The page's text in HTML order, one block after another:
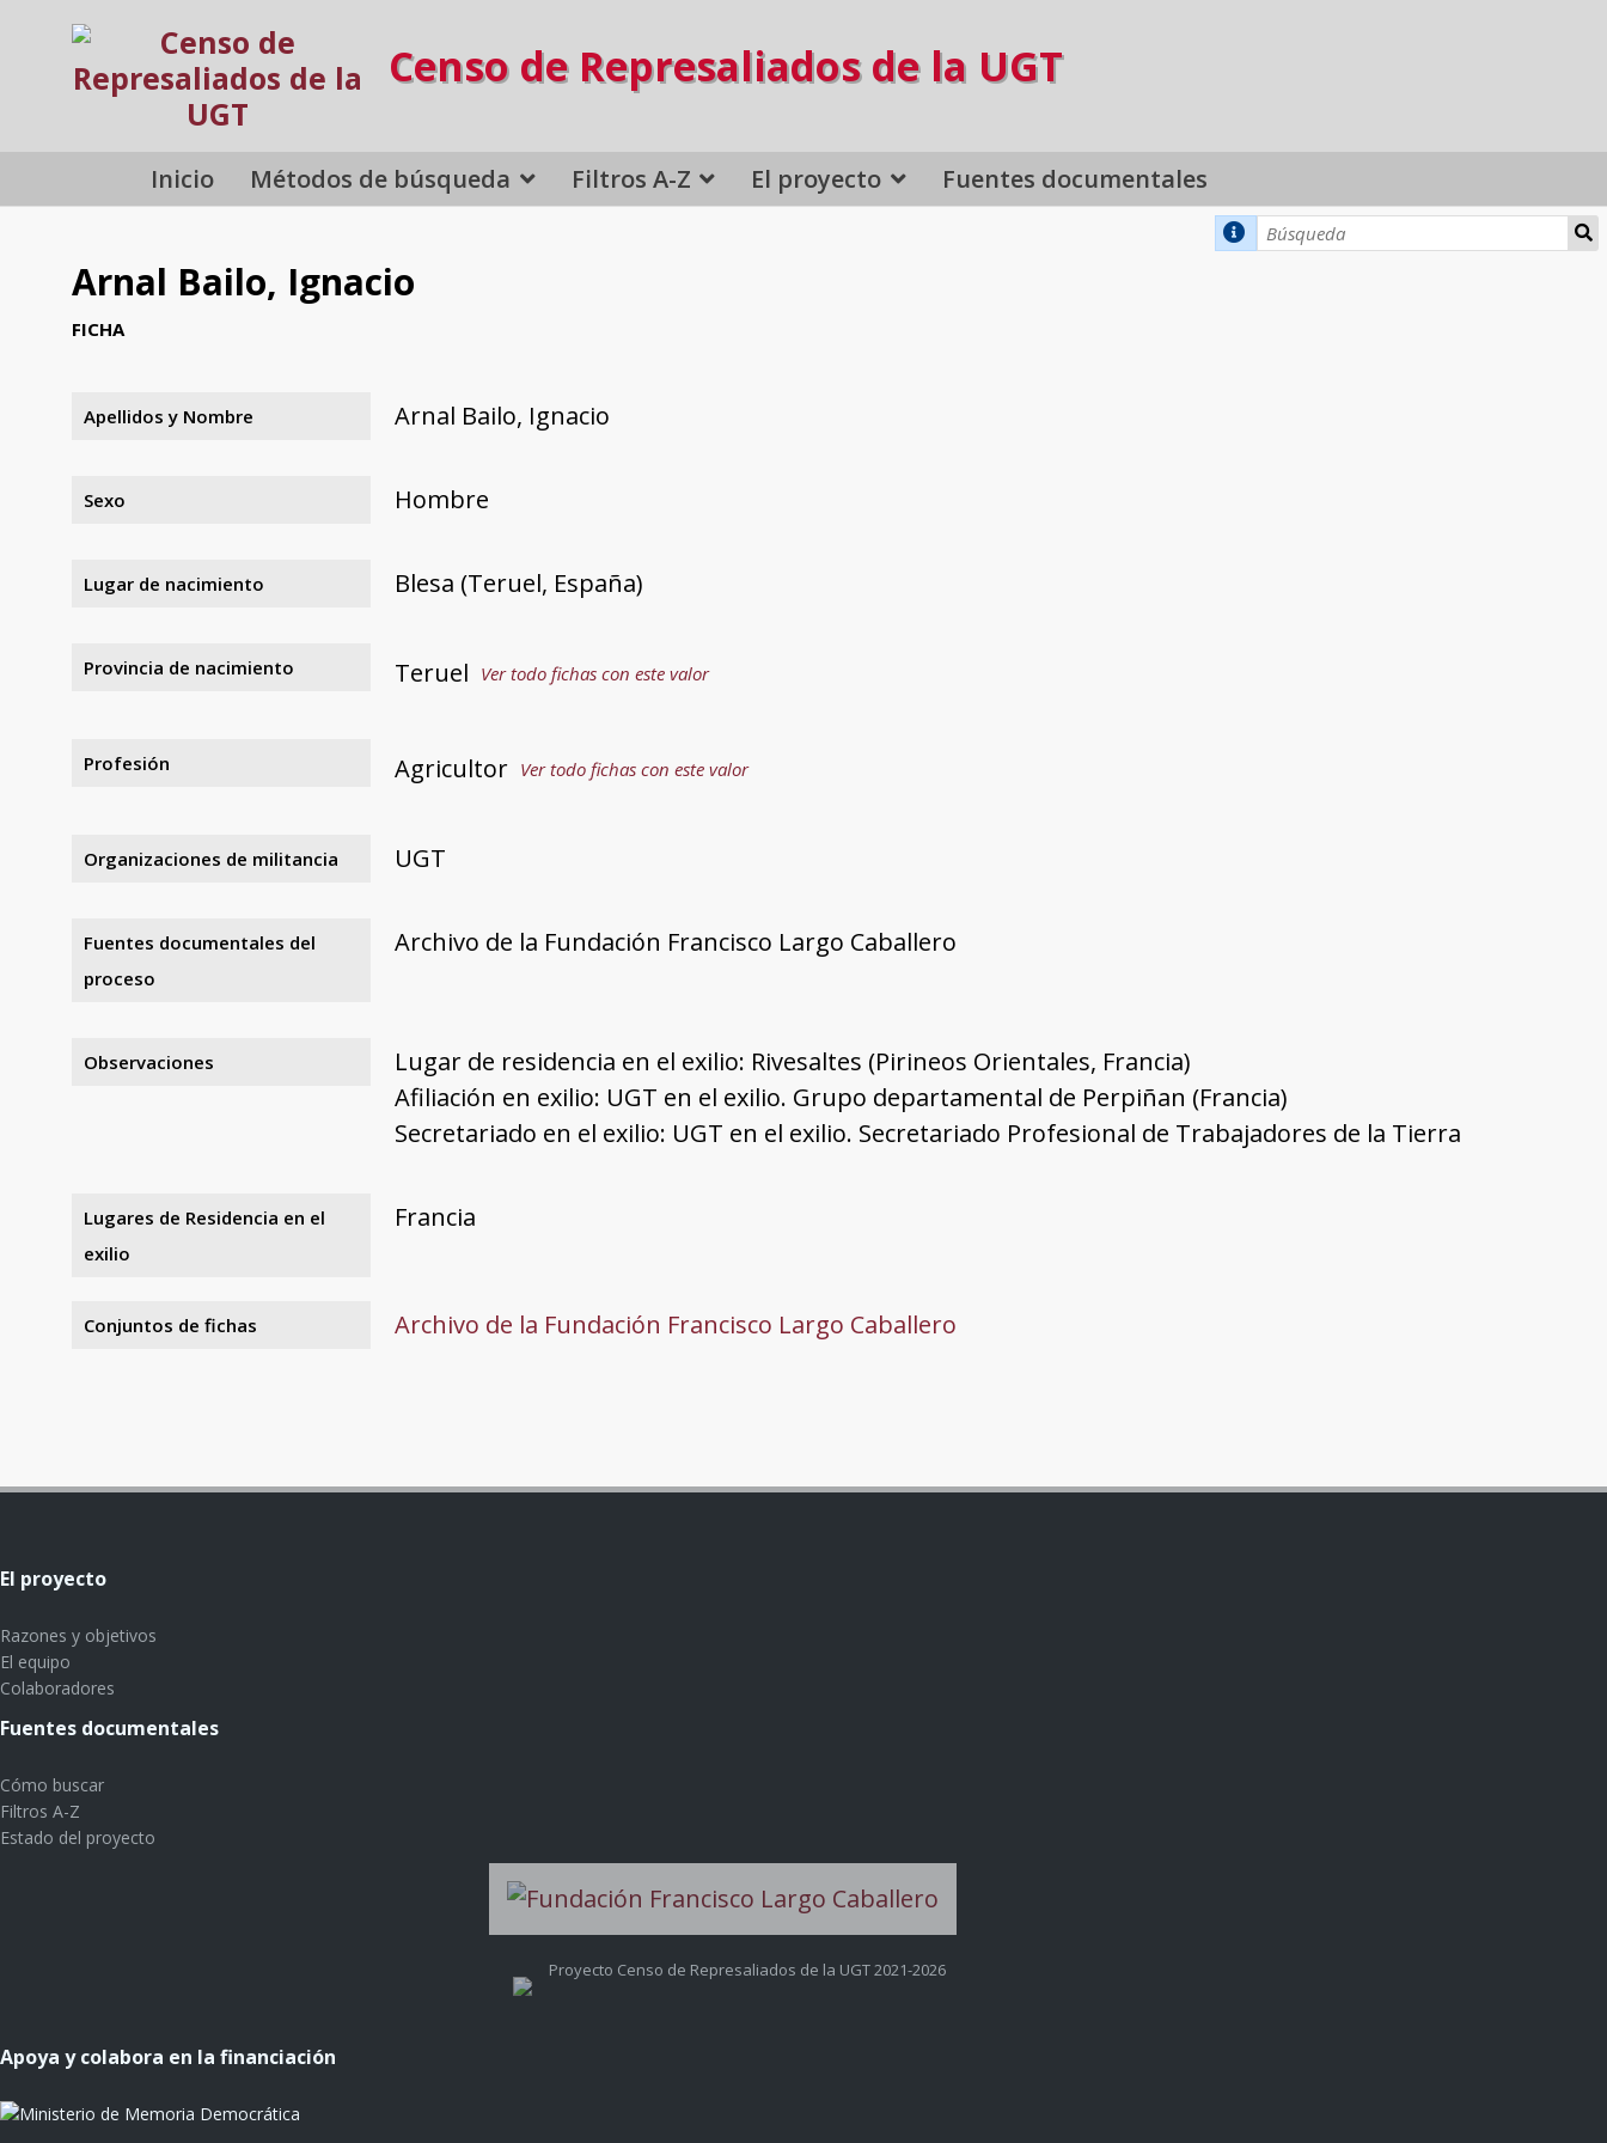
Censo de Represaliados de la UGT
Inicio Métodos de búsqueda Filtros A-Z El proyecto Fuentes documentales
Arnal Bailo, Ignacio
FICHA
Apellidos y Nombre Arnal Bailo, Ignacio
Sexo Hombre
Lugar de nacimiento Blesa (Teruel, España)
Provincia de nacimiento Teruel Ver todo fichas con este valor
Profesión Agricultor Ver todo fichas con este valor
Organizaciones de militancia UGT
Fuentes documentales del
proceso
Archivo de la Fundación Francisco Largo Caballero
Observaciones
Lugar de residencia en el exilio: Rivesaltes (Pirineos Orientales, Francia)
Afiliación en exilio: UGT en el exilio. Grupo departamental de Perpiñan (Francia)
Secretariado en el exilio: UGT en el exilio. Secretariado Profesional de Trabajadores de la Tierra
Lugares de Residencia en el
exilio
Francia
Conjuntos de fichas Archivo de la Fundación Francisco Largo Caballero
El proyecto
Razones y objetivos
El equipo
Colaboradores
Fuentes documentales
Cómo buscar
Filtros A-Z
Estado del proyecto
Proyecto Censo de Represaliados de la UGT 2021-2026
Apoya y colabora en la financiación